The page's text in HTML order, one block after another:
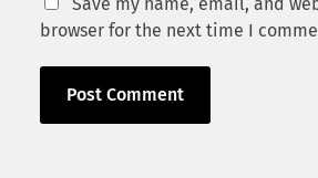
browser for the next time I